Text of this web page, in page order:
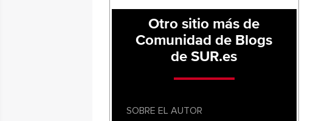
Otro sitio más de
Comunidad de Blogs
de SUR.es
SOBRE EL AUTOR